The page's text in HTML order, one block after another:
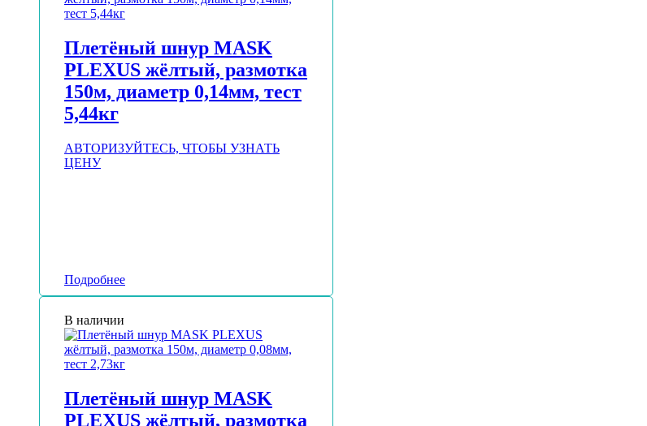
Плетёный шнур MASK
PLEXUS жёлтый, размотка
150м, диаметр 0,14мм, тест
5,44кг
АВТОРИЗУЙТЕСЬ, ЧТОБЫ УЗНАТЬ
ЦЕНУ
Подробнее
В наличии
Плетёный шнур MASK
PLEXUS жёлтый, размотка